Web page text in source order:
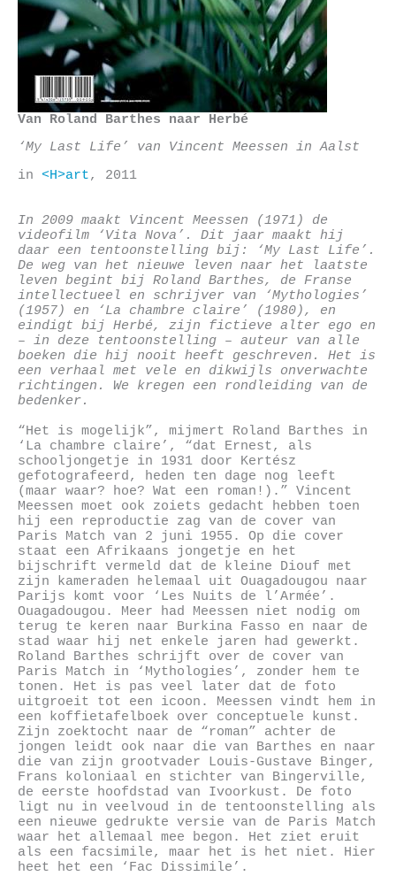
Van Roland Barthes naar Herbé
‘My Last Life’ van Vincent Meessen in Aalst
in <H>art, 2011
In 2009 maakt Vincent Meessen (1971) de
videofilm ‘Vita Nova’. Dit jaar maakt hij
daar een tentoonstelling bij: ‘My Last Life’.
De weg van het nieuwe leven naar het laatste
leven begint bij Roland Barthes, de Franse
intellectueel en schrijver van ‘Mythologies’
(1957) en ‘La chambre claire’ (1980), en
eindigt bij Herbé, zijn fictieve alter ego en
– in deze tentoonstelling – auteur van alle
boeken die hij nooit heeft geschreven. Het is
een verhaal met vele en dikwijls onverwachte
richtingen. We kregen een rondleiding van de
bedenker.
“Het is mogelijk”, mijmert Roland Barthes in
‘La chambre claire’, “dat Ernest, als
schooljongetje in 1931 door Kertész
gefotografeerd, heden ten dage nog leeft
(maar waar? hoe? Wat een roman!).” Vincent
Meessen moet ook zoiets gedacht hebben toen
hij een reproductie zag van de cover van
Paris Match van 2 juni 1955. Op die cover
staat een Afrikaans jongetje en het
bijschrift vermeld dat de kleine Diouf met
zijn kameraden helemaal uit Ouagadougou naar
Parijs komt voor ‘Les Nuits de l’Armée’.
Ouagadougou. Meer had Meessen niet nodig om
terug te keren naar Burkina Fasso en naar de
stad waar hij net enkele jaren had gewerkt.
Roland Barthes schrijft over de cover van
Paris Match in ‘Mythologies’, zonder hem te
tonen. Het is pas veel later dat de foto
uitgroeit tot een icoon. Meessen vindt hem in
een koffietafelboek over conceptuele kunst.
Zijn zoektocht naar de “roman” achter de
jongen leidt ook naar die van Barthes en naar
die van zijn grootvader Louis-Gustave Binger,
Frans koloniaal en stichter van Bingerville,
de eerste hoofdstad van Ivoorkust. De foto
ligt nu in veelvoud in de tentoonstelling als
een nieuwe gedrukte versie van de Paris Match
waar het allemaal mee begon. Het ziet eruit
als een facsimile, maar het is het niet. Hier
heet het een ‘Fac Dissimile’.